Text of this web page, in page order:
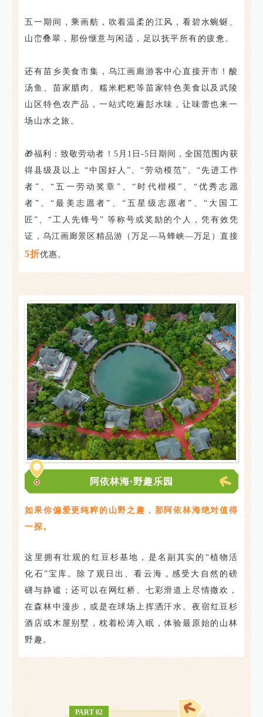
五一期间，乘画舫，吹着温柔的江风，看碧水蜿蜒、
山峦叠翠，那份惬意与闲适，足以抚平所有的疲惫。
还有苗乡美食市集，乌江画廊游客中心直接开市！酸
汤鱼、苗家腊肉、糯米粑粑等苗家特色美食以及武陵
山区特色农产品，一站式吃遍彭水味，让味蕾也来一
场山水之旅。
🎁福利：致敬劳动者！5月1日-5日期间，全国范围内获
得县级及以上 “中国好人”、“劳动模范”、“先进工作
者”、“五一劳动奖章”、“时代楷模”、“优秀志愿
者”、“最美志愿者”、“五星级志愿者”、“大国工
匠”、“工人先锋号” 等称号或奖励的个人，凭有效凭
证，乌江画廊景区精品游（万足—马蜂峡—万足）直接
5折优惠。
阿依林海·野趣乐园
如果你偏爱更纯粹的山野之趣，那阿依林海绝对值得
一探。
这里拥有壮观的红豆杉基地，是名副其实的“植物活
化石”宝库。除了观日出、看云海，感受大自然的磅
礴与静谧；还可以在网红桥、七彩滑道上尽情撒欢，
在森林中漫步，或是在球场上挥洒汗水。 夜宿红豆杉
酒店或木屋别墅，枕着松涛入眠，体验最原始的山林
野趣。
PART 02